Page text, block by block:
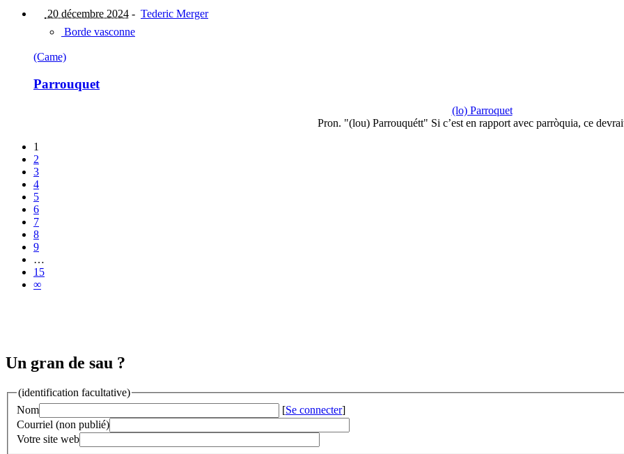
20 décembre 2024 - Tederic Merger
Borde vasconne
(Came)
Parrouquet
(lo) Parroquet
Pron. "(lou) Parrouquétt" Si c’est en rapport avec parròquia, ce
1
2
3
4
5
6
7
8
9
…
15
∞
Un gran de sau ?
(identification facultative)
Nom
[Se connecter]
Courriel (non publié)
Votre site web